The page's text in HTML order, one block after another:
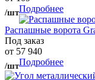
/штПодробнее
Распашные ворота
Под заказ
от 57 940
/штПодробнее